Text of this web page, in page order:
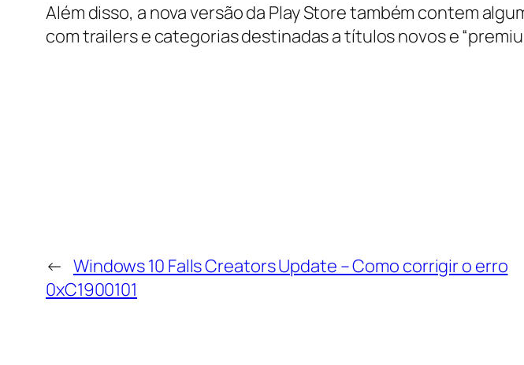
Além disso, a nova versão da Play Store também contem
com trailers e categorias destinadas a títulos novos e
← Windows 10 Falls Creators Update – Como corrigir o erro
0xC1900101